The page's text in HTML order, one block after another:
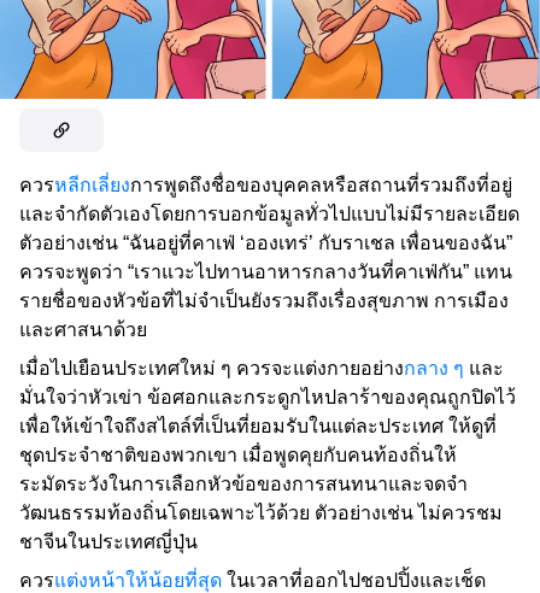
ควรหลีกเลี่ยงการพูดถึงชื่อของบุคคลหรือสถานที่รวมถึงที่อยู่
และจำกัดตัวเองโดยการบอกข้อมูลทั่วไปแบบไม่มีรายละเอียด
ตัวอย่างเช่น “ฉันอยู่ที่คาเฟ่ ‘อองเทร่’ กับราเชล เพื่อนของฉัน”
ควรจะพูดว่า “เราแวะไปทานอาหารกลางวันที่คาเฟ่กัน” แทน
รายชื่อของหัวข้อที่ไม่จำเป็นยังรวมถึงเรื่องสุขภาพ การเมือง
และศาสนาด้วย
เมื่อไปเยือนประเทศใหม่ ๆ ควรจะแต่งกายอย่างกลาง ๆ และ
มั่นใจว่าหัวเข่า ข้อศอกและกระดูกไหปลาร้าของคุณถูกปิดไว้
เพื่อให้เข้าใจถึงสไตล์ที่เป็นที่ยอมรับในแต่ละประเทศ ให้ดูที่
ชุดประจำชาติของพวกเขา เมื่อพูดคุยกับคนท้องถิ่นให้
ระมัดระวังในการเลือกหัวข้อของการสนทนาและจดจำ
วัฒนธรรมท้องถิ่นโดยเฉพาะไว้ด้วย ตัวอย่างเช่น ไม่ควรชม
ชาจีนในประเทศญี่ปุ่น
ควรแต่งหน้าให้น้อยที่สุด ในเวลาที่ออกไปชอปปิ้งและเช็ด